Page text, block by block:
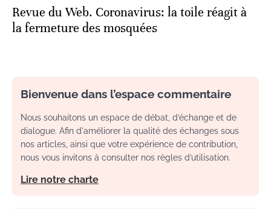
Revue du Web. Coronavirus: la toile réagit à
la fermeture des mosquées
Bienvenue dans l’espace commentaire
Nous souhaitons un espace de débat, d’échange et de
dialogue. Afin d'améliorer la qualité des échanges sous
nos articles, ainsi que votre expérience de contribution,
nous vous invitons à consulter nos règles d’utilisation.
Lire notre charte